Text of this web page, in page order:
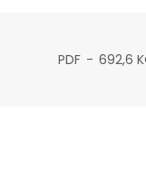
PDF 692,6